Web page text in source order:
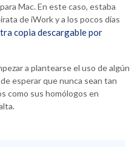
Mac. En este caso, estaba
de iWork y a los pocos días
copia descargable por
a plantearse el uso de algún
esperar que nunca sean tan
como sus homólogos en